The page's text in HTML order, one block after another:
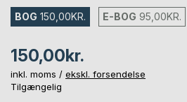
BOG 150,00KR. E-BOG 95,00KR.
150,00kr.
inkl. moms / ekskl. forsendelse
Tilgængelig